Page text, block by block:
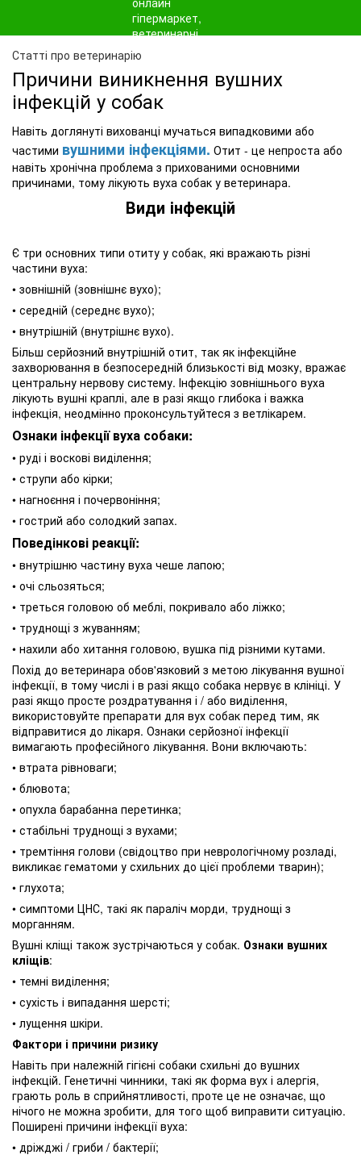
Статті про ветеринарію
Причини виникнення вушних
інфекцій у собак
Навіть доглянуті вихованці мучаться випадковими або
частими вушними інфекціями. Отит - це непроста або
навіть хронічна проблема з прихованими основними
причинами, тому лікують вуха собак у ветеринара.
Види інфекцій
Є три основних типи отиту у собак, які вражають різні
частини вуха:
• зовнішній (зовнішнє вухо);
• середній (середнє вухо);
• внутрішній (внутрішнє вухо).
Більш серйозний внутрішній отит, так як інфекційне
захворювання в безпосередній близькості від мозку, вражає
центральну нервову систему. Інфекцію зовнішнього вуха
лікують вушні краплі, але в разі якщо глибока і важка
інфекція, неодмінно проконсультуйтеся з ветлікарем.
Ознаки інфекції вуха собаки:
• руді і воскові виділення;
• струпи або кірки;
• нагноєння і почервоніння;
• гострий або солодкий запах.
Поведінкові реакції:
• внутрішню частину вуха чеше лапою;
• очі сльозяться;
• треться головою об меблі, покривало або ліжко;
• труднощі з жуванням;
• нахили або хитання головою, вушка під різними кутами.
Похід до ветеринара обов'язковий з метою лікування вушної
інфекції, в тому числі і в разі якщо собака нервує в клініці. У
разі якщо просте роздратування і / або виділення,
використовуйте препарати для вух собак перед тим, як
відправитися до лікаря. Ознаки серйозної інфекції
вимагають професійного лікування. Вони включають:
• втрата рівноваги;
• блювота;
• опухла барабанна перетинка;
• стабільні труднощі з вухами;
• тремтіння голови (свідоцтво при неврологічному розладі,
викликає гематоми у схильних до цієї проблеми тварин);
• глухота;
• симптоми ЦНС, такі як параліч морди, труднощі з
морганням.
Вушні кліщі також зустрічаються у собак. Ознаки вушних
кліщів:
• темні виділення;
• сухість і випадання шерсті;
• лущення шкіри.
Фактори і причини ризику
Навіть при належній гігієні собаки схильні до вушних
інфекцій. Генетичні чинники, такі як форма вух і алергія,
грають роль в сприйнятливості, проте це не означає, що
нічого не можна зробити, для того щоб виправити ситуацію.
Поширені причини інфекції вуха:
• дріжджі / гриби / бактерії;